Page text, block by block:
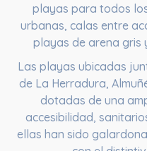
playas para todos
urbanas, calas entre
playas de arena gris
Las playas ubicadas
de La Herradura,
dotadas de una
accesibilidad,
ellas han sido